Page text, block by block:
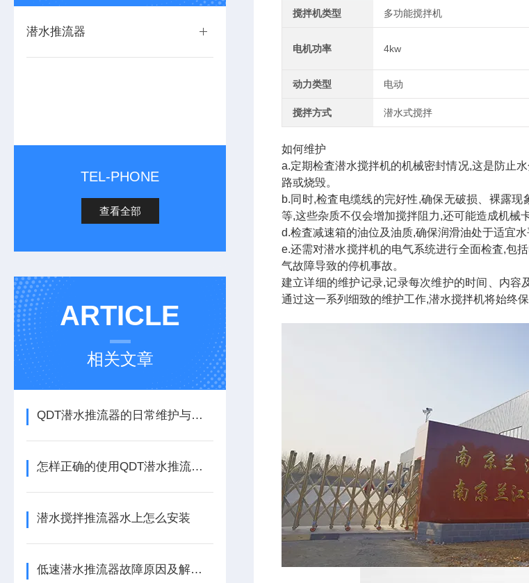
潜水推流器
TEL-PHONE
查看全部
ARTICLE
相关文章
QDT潜水推流器的日常维护与故障排除指南
怎样正确的使用QDT潜水推流器呢
潜水搅拌推流器水上怎么安装
低速潜水推流器故障原因及解决方法
搅拌机类型 多功能搅拌机
电机功率 4kw
动力类型 电动
搅拌方式 潜水式搅拌
如何维护
a.定期检査潜水搅拌机的机械密封情况,这是防止
路或烧毁。
b.同时,检査电缆线的完好性,确保无破损、裸露
等,这些杂质不仅会增加搅拌阻力,还可能造成机械
d.检査减速箱的油位及油质,确保润滑油处于适宜
e.还需对潜水搅拌机的电气系统进行全面检査,包
气故障导致的停机事故。
建立详细的维护记录,记录每次维护的时间、内
通过这一系列细致的维护工作,潜水搅拌机将始终